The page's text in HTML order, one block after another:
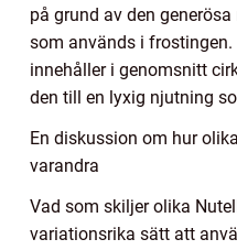
på grund av den
som används i
innehåller i genomsnitt
den till en lyxig njutning
En diskussion om hur
varandra
Vad som skiljer olika
variationsrika sätt att